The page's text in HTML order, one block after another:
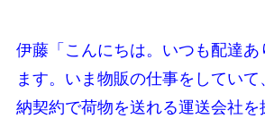
伊藤「こんにちは。いつも配達あ
ます。いま物販の仕事をしてい
納契約で荷物を送れる運送会社